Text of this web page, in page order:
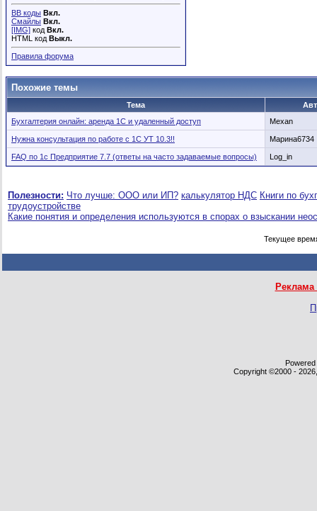
BB коды Вкл.
Смайлы Вкл.
[IMG] код Вкл.
HTML код Выкл.
Правила форума
Похожие темы
Тема
Бухгалтерия онлайн: аренда 1С и удаленный доступ
Mexan
Нужна консультация по работе с 1С УТ 10.3!! Марина6734
FAQ по 1с Предприятие 7.7 (ответы на часто задаваемые вопросы) Log_in
Полезности: Что лучше: ООО или ИП? калькулятор НДС Книги по
трудоустройстве
Какие понятия и определения используются в спорах о взыскании
Текущее
Copyright ©2000 -